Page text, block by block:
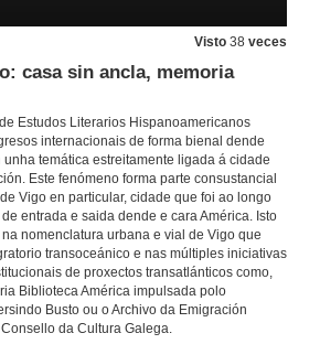
Visto 38 veces
casa sin ancla, memoria
Estudos Literarios Hispanoamericanos
internacionais de forma bienal dende
unha temática estreitamente ligada á cidade
Este fenómeno forma parte consustancial
Vigo en particular, cidade que foi ao longo
entrada e saida dende e cara América. Isto
nomenclatura urbana e vial de Vigo que
transoceánico e nas múltiples iniciativas
de proxectos transatlánticos como,
Biblioteca América impulsada polo
Busto ou o Archivo da Emigración
da Cultura Galega.